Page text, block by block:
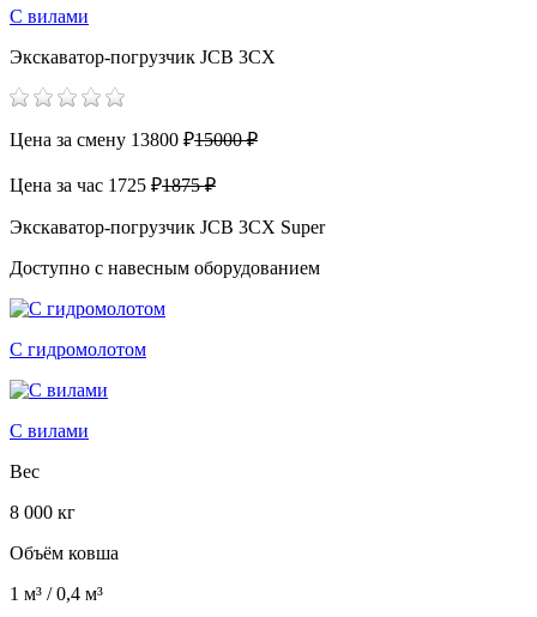
С вилами
Экскаватор-погрузчик JCB 3CX
Цена за смену 13800 ₽15000 ₽
Цена за час 1725 ₽1875 ₽
Экскаватор-погрузчик JCB 3CX Super
Доступно с навесным оборудованием
С гидромолотом
С вилами
Вес
8 000 кг
Объём ковша
1 м³ / 0,4 м³